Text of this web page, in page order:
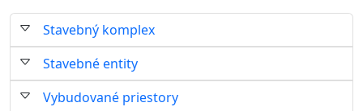
Stavebný komplex
Stavebné entity
Vybudované priestory